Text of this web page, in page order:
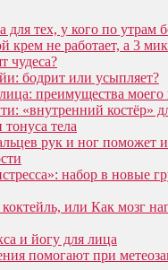
для тех, у кого по утрам
крем не работает, а 3
чудеса?
бодрит или усыпляет?
преимущества моего
«внутренний костёр»
тела
рук и ног поможет
набор в новые
или Как мозг
и йогу для лица
помогают при